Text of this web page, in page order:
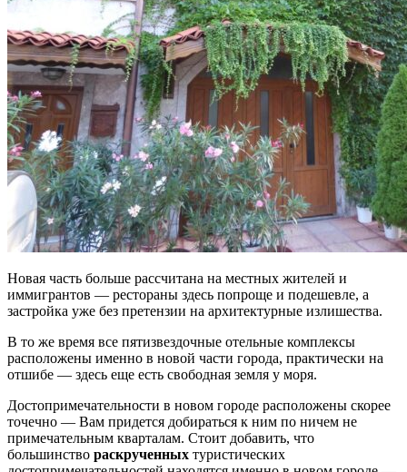
Новая часть больше рассчитана на местных жителей и
иммигрантов — рестораны здесь попроще и подешевле, а
застройка уже без претензии на архитектурные излишества.
В то же время все пятизвездочные отельные комплексы
расположены именно в новой части города, практически на
отшибе — здесь еще есть свободная земля у моря.
Достопримечательности в новом городе расположены скорее
точечно — Вам придется добираться к ним по ничем не
примечательным кварталам. Стоит добавить, что
большинство раскрученных туристических